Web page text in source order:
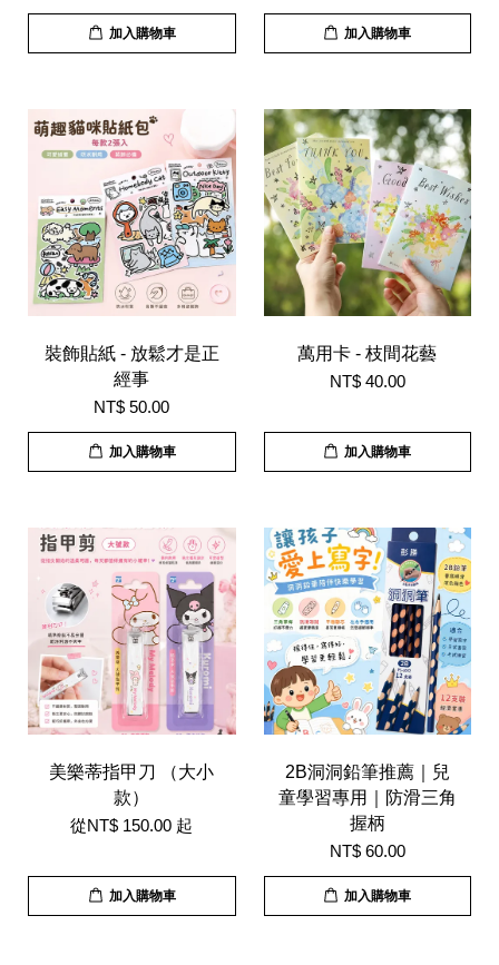
加入購物車 加入購物車
裝飾貼紙 - 放鬆才是正
經事
NT$ 50.00
加入購物車
萬用卡 - 枝間花藝
NT$ 40.00
加入購物車
美樂蒂指甲刀 （大小
款）
從NT$ 150.00 起
加入購物車
2B洞洞鉛筆推薦｜兒
童學習專用｜防滑三角
握柄
NT$ 60.00
加入購物車